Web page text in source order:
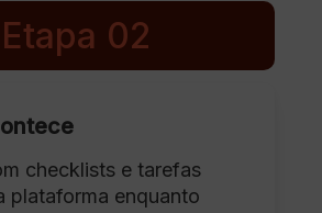
Etapa 02
checklists e tarefas
plataforma enquanto